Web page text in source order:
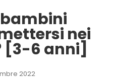
nei
[3-6 anni]
2022